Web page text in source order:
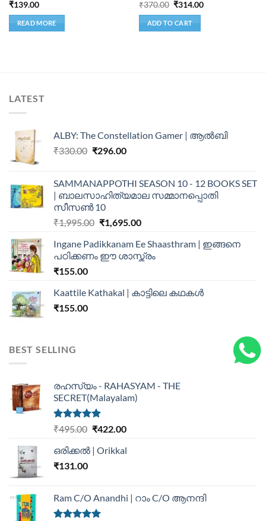
₹139.00
READ MORE
₹370.00 ₹314.00
ADD TO CART
LATEST
ALBY: The Constellation Gamer | ആൽബി
₹330.00 ₹296.00
SAMMANAPPOTHI SEASON 10 - 12 BOOKS SET
| ബാലസാഹിത്യമാല സമ്മാനപ്പൊതി
സീസൺ 10
₹1,995.00 ₹1,695.00
Ingane Padikkanam Ee Shaasthram | ഇങ്ങനെ
പഠിക്കണം ഈ ശാസ്ത്രം
₹155.00
Kaattile Kathakal | കാട്ടിലെ കഥകള്‍
₹155.00
BEST SELLING
രഹസ്യം - RAHASYAM - THE
SECRET(Malayalam)
Rated5.00
₹495.00 ₹422.00
ഒരിക്കൽ | Orikkal
₹131.00
Ram C/O Anandhi | റാം C/O ആനന്ദി